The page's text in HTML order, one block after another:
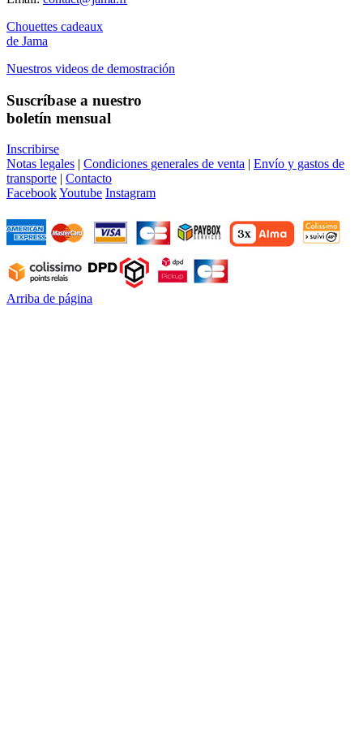
Chouettes cadeaux
de Jama
Nuestros videos de demostración
Suscríbase a nuestro
boletín mensual
Inscribirse
Notas legales | Condiciones generales de venta | Envío y gastos de
transporte | Contacto
FacebookYoutube Instagram
Arriba de página